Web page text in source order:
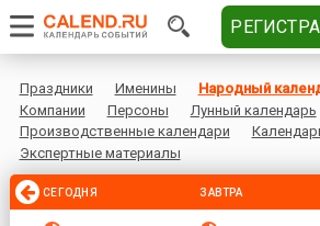
Праздники Именины Народный
Компании
Персоны
Лунный календарь
Производственные календари
Экспертные материалы
СЕГОДНЯ ЗАВТРА